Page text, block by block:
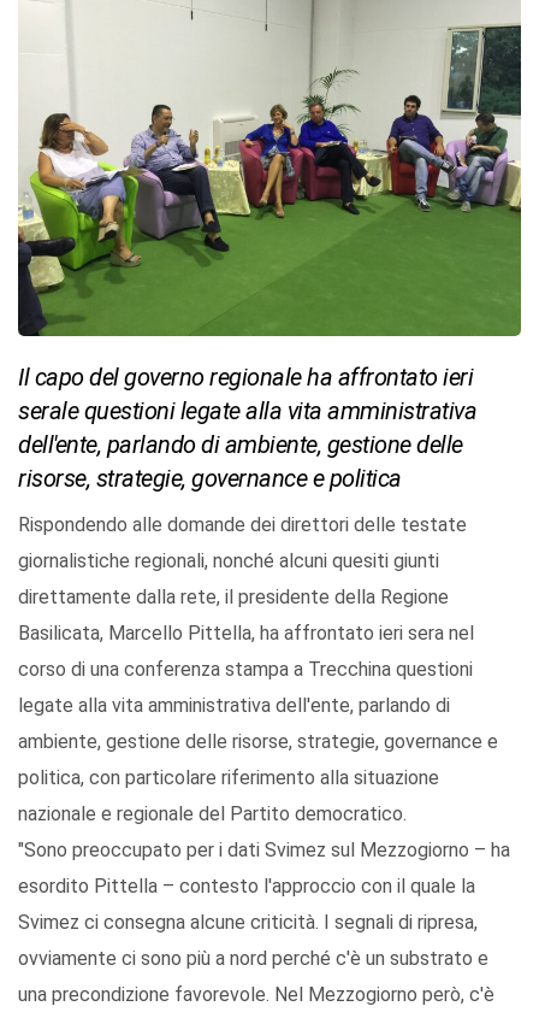
Il capo del governo regionale ha affrontato ieri
serale questioni legate alla vita amministrativa
dell'ente, parlando di ambiente, gestione delle
risorse, strategie, governance e politica
Rispondendo alle domande dei direttori delle testate
giornalistiche regionali, nonché alcuni quesiti giunti
direttamente dalla rete, il presidente della Regione
Basilicata, Marcello Pittella, ha affrontato ieri sera nel
corso di una conferenza stampa a Trecchina questioni
legate alla vita amministrativa dell'ente, parlando di
ambiente, gestione delle risorse, strategie, governance e
politica, con particolare riferimento alla situazione
nazionale e regionale del Partito democratico.
"Sono preoccupato per i dati Svimez sul Mezzogiorno – ha
esordito Pittella – contesto l'approccio con il quale la
Svimez ci consegna alcune criticità. I segnali di ripresa,
ovviamente ci sono più a nord perché c'è un substrato e
una precondizione favorevole. Nel Mezzogiorno però, c'è